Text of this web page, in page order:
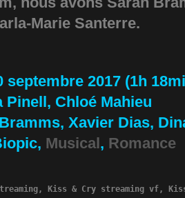
Marie Santerre.
septembre 2017 (1h
Pinell, Chloé Mahieu
Xavier Dias,
Musical , Romance
Kiss & Cry streaming vf,